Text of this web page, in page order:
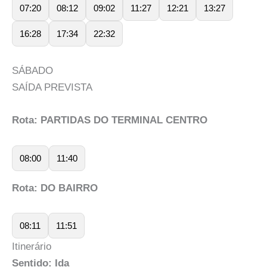
07:20 08:12 09:02 11:27 12:21 13:27
16:28 17:34 22:32
SÁBADO
SAÍDA PREVISTA
Rota: PARTIDAS DO TERMINAL CENTRO
08:00 11:40
Rota: DO BAIRRO
08:11 11:51
Itinerário
Sentido: Ida